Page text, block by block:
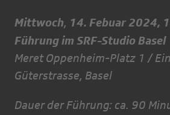
Mittwoch, 14. Febuar 2024,
Führung im SRF-Studio Basel
Meret Oppenheim-Platz 1 /
Güterstrasse, Basel
Dauer der Führung: ca. 90